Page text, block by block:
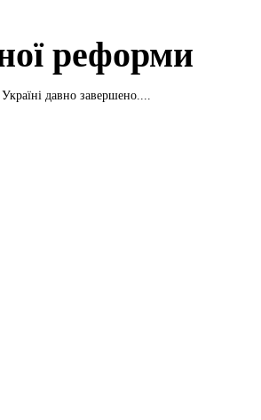
реформи
давно завершено....